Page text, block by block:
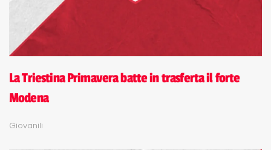
La Triestina Primavera batte in trasferta il forte
Modena
Giovanili